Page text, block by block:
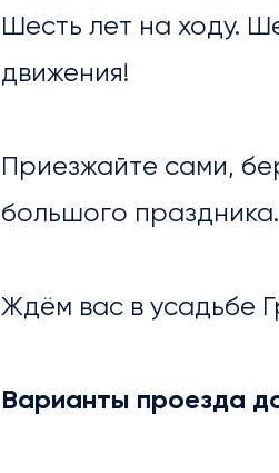
Шесть лет на ходу.
движения!
Приезжайте сами,
большого
Ждём вас в усадьбе
Варианты проезда